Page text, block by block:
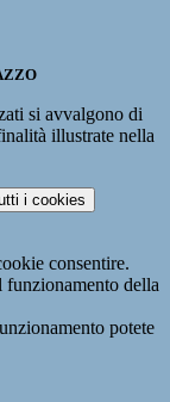
si avvalgono di
illustrate nella
i cookies
consentire.
funzionamento della
potete